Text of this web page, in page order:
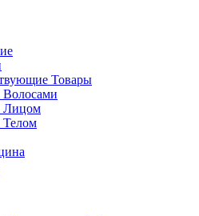
Товары
Волосами
Лицом
Телом